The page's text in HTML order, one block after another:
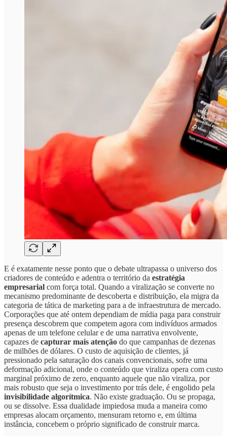
E é exatamente nesse ponto que o debate ultrapassa o universo dos
criadores de conteúdo e adentra o território da estratégia
empresarial com força total. Quando a viralização se converte no
mecanismo predominante de descoberta e distribuição, ela migra da
categoria de tática de marketing para a de infraestrutura de mercado.
Corporações que até ontem dependiam de mídia paga para construir
presença descobrem que competem agora com indivíduos armados
apenas de um telefone celular e de uma narrativa envolvente,
capazes de capturar mais atenção do que campanhas de dezenas
de milhões de dólares. O custo de aquisição de clientes, já
pressionado pela saturação dos canais convencionais, sofre uma
deformação adicional, onde o conteúdo que viraliza opera com custo
marginal próximo de zero, enquanto aquele que não viraliza, por
mais robusto que seja o investimento por trás dele, é engolido pela
invisibilidade algorítmica. Não existe graduação. Ou se propaga,
ou se dissolve. Essa dualidade impiedosa muda a maneira como
empresas alocam orçamento, mensuram retorno e, em última
instância, concebem o próprio significado de construir marca.